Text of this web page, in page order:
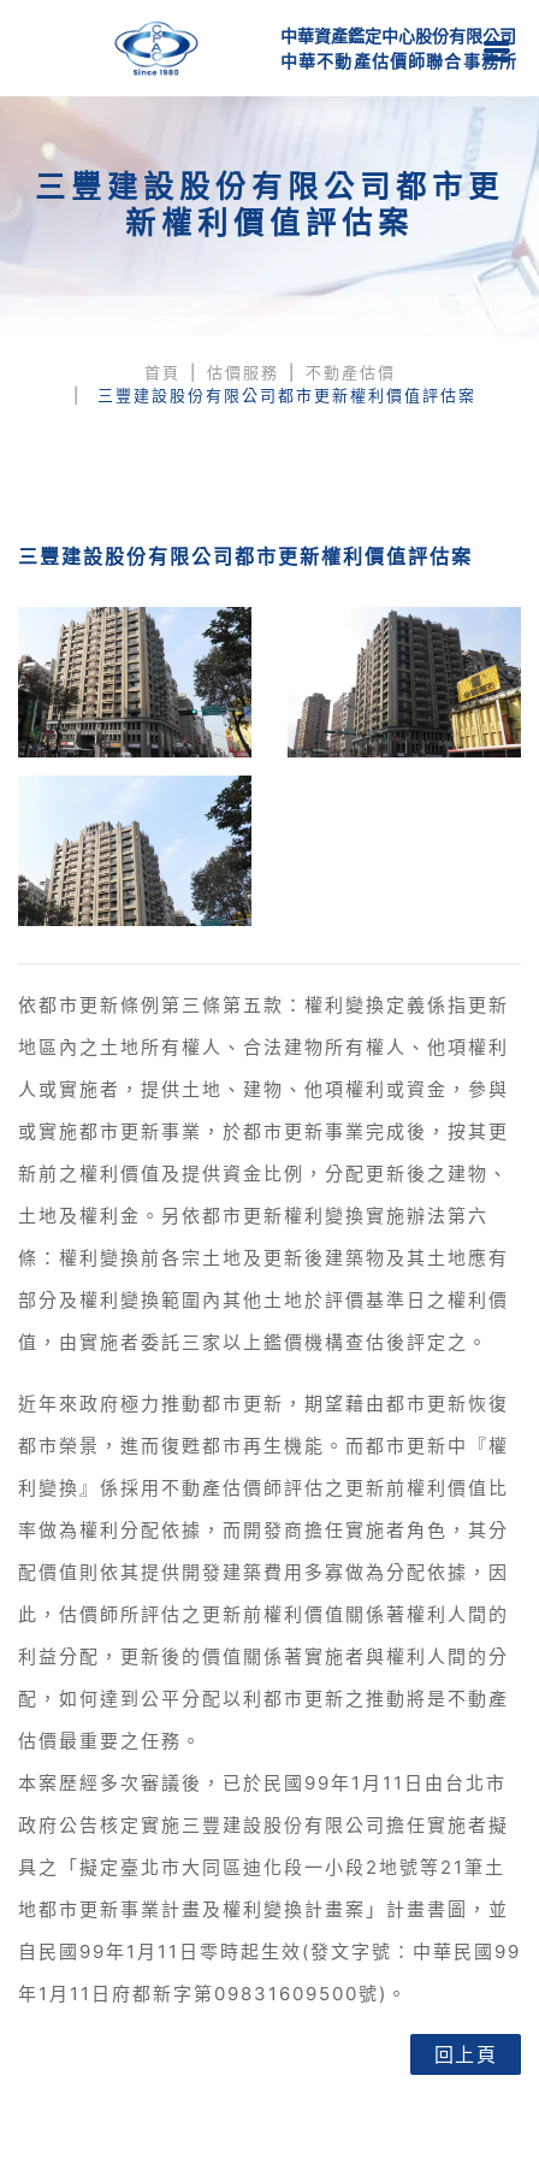
中華資產鑑定中心股份有限公司
中華不動產估價師聯合事務所
三豐建設股份有限公司都市更
新權利價值評估案
首頁 估價服務
不動產估價
三豐建設股份有限公司都市更新權利價值評估案
三豐建設股份有限公司都市更新權利價值評估案
依都市更新條例第三條第五款：權利變換定義係指更新
地區內之土地所有權人、合法建物所有權人、他項權利
人或實施者，提供土地、建物、他項權利或資金，參與
或實施都市更新事業，於都市更新事業完成後，按其更
新前之權利價值及提供資金比例，分配更新後之建物、
土地及權利金。另依都市更新權利變換實施辦法第六
條：權利變換前各宗土地及更新後建築物及其土地應有
部分及權利變換範圍內其他土地於評價基準日之權利價
值，由實施者委託三家以上鑑價機構查估後評定之。
近年來政府極力推動都市更新，期望藉由都市更新恢復
都市榮景，進而復甦都市再生機能。而都市更新中『權
利變換』係採用不動產估價師評估之更新前權利價值比
率做為權利分配依據，而開發商擔任實施者角色，其分
配價值則依其提供開發建築費用多寡做為分配依據，因
此，估價師所評估之更新前權利價值關係著權利人間的
利益分配，更新後的價值關係著實施者與權利人間的分
配，如何達到公平分配以利都市更新之推動將是不動產
估價最重要之任務。
本案歷經多次審議後，已於民國99年1月11日由台北市
政府公告核定實施三豐建設股份有限公司擔任實施者擬
具之「擬定臺北市大同區迪化段一小段2地號等21筆土
地都市更新事業計畫及權利變換計畫案」計畫書圖，並
自民國99年1月11日零時起生效(發文字號：中華民國99
年1月11日府都新字第09831609500號)。
回上頁